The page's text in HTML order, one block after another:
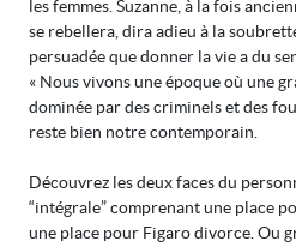
les femmes. Suzanne, à la fois
se rebellera, dira adieu à la
persuadée que donner la vie a du
« Nous vivons une époque où une
dominée par des criminels et des
reste bien notre contemporain.
Découvrez les deux faces du
“intégrale” comprenant une place
une place pour Figaro divorce. Ou